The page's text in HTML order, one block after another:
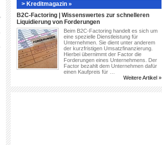
> Kreditmagazin »
B2C-Factoring | Wissenswertes zur schnelleren
Liquidierung von Forderungen
Beim B2C-Factoring handelt es sich um
eine spezielle Dienstleistung für
Unternehmen. Sie dient unter anderem
der kurzfristigen Umsatzfinanzierung.
Hierbei übernimmt der Factor die
Forderungen eines Unternehmens. Der
Factor bezahlt dem Unternehmen dafür
einen Kaufpreis für …
Weitere Artikel »